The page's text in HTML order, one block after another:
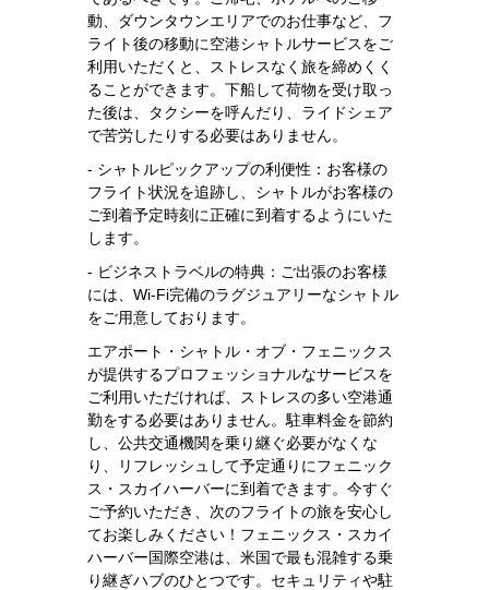
動、ダウンタウンエリアでのお仕事など、フ
ライト後の移動に空港シャトルサービスをご
利用いただくと、ストレスなく旅を締めくく
ることができます。下船して荷物を受け取っ
た後は、タクシーを呼んだり、ライドシェア
で苦労したりする必要はありません。
- シャトルピックアップの利便性：お客様の
フライト状況を追跡し、シャトルがお客様の
ご到着予定時刻に正確に到着するようにいた
します。
- ビジネストラベルの特典：ご出張のお客様
には、Wi-Fi完備のラグジュアリーなシャトル
をご用意しております。
エアポート・シャトル・オブ・フェニックス
が提供するプロフェッショナルなサービスを
ご利用いただければ、ストレスの多い空港通
勤をする必要はありません。駐車料金を節約
し、公共交通機関を乗り継ぐ必要がなくな
り、リフレッシュして予定通りにフェニック
ス・スカイハーバーに到着できます。今すぐ
ご予約いただき、次のフライトの旅を安心し
てお楽しみください！フェニックス・スカイ
ハーバー国際空港は、米国で最も混雑する乗
り継ぎハブのひとつです。セキュリティや駐